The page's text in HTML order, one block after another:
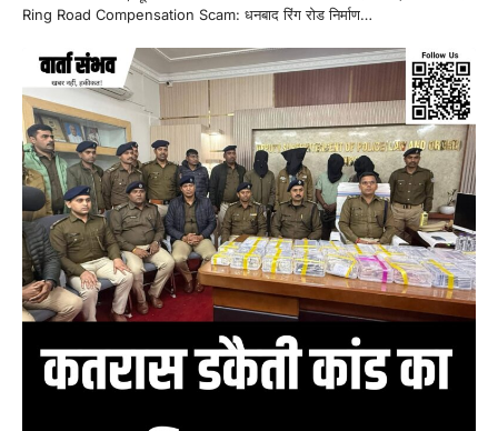
Ring Road Compensation Scam: धनबाद रिंग रोड निर्माण…